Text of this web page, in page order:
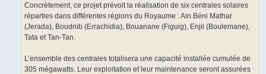
Concrètement, ce projet prévoit la réalisation de six centrales solaires
réparties dans différentes régions du Royaume : Ain Béni Mathar
(Jerada), Boudnib (Errachidia), Bouanane (Figuig), Enjil (Boulemane),
Tata et Tan-Tan.
L’ensemble des centrales totalisera une capacité installée cumulée de
305 mégawatts. Leur exploitation et leur maintenance seront assurées